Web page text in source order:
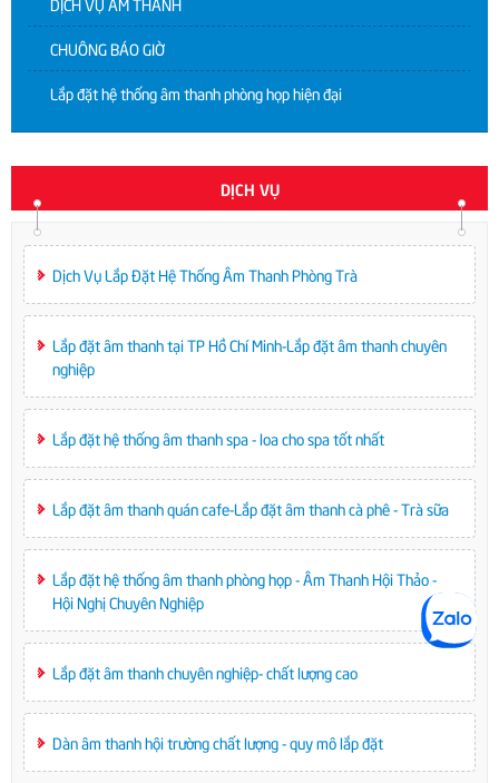
CHUÔNG BÁO GIỜ
Lắp đặt hệ thống âm thanh phòng họp hiện đại
DỊCH VỤ
Dịch Vụ Lắp Đặt Hệ Thống Âm Thanh Phòng Trà
Lắp đặt âm thanh tại TP Hồ Chí Minh-Lắp đặt âm thanh chuyên
nghiệp
Lắp đặt hệ thống âm thanh spa - loa cho spa tốt nhất
Lắp đặt âm thanh quán cafe-Lắp đặt âm thanh cà phê - Trà sữa
Lắp đặt hệ thống âm thanh phòng họp - Âm Thanh Hội Thảo -
Hội Nghị Chuyên Nghiệp
Lắp đặt âm thanh chuyên nghiệp- chất lượng cao
Dàn âm thanh hội trường chất lượng - quy mô lắp đặt